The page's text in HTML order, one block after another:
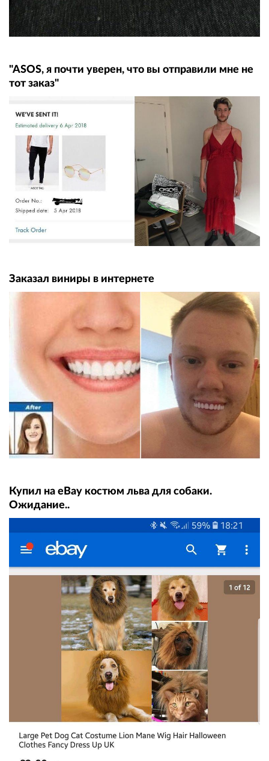
"ASOS, я почти уверен, что вы отправили мне не
тот заказ"
Заказал виниры в интернете
Купил на eBay костюм льва для собаки.
Ожидание..